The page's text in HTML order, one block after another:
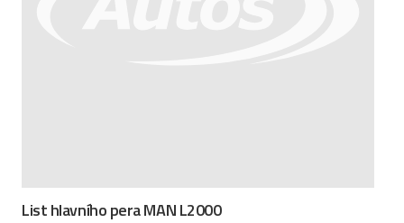
List hlavního pera MAN L2000